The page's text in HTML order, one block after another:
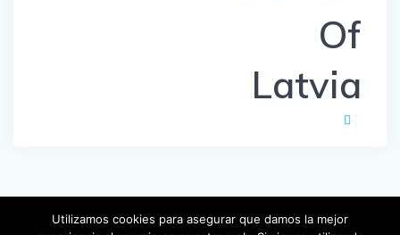
Of
Latvia
Utilizamos cookies para asegurar que damos la mejor